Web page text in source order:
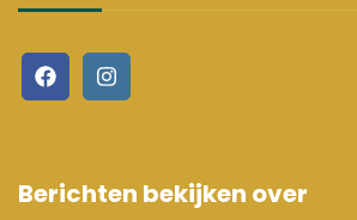
Berichten bekijken over